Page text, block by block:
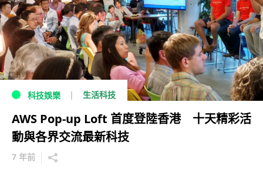
科技娛樂 生活科技
AWS Pop-up Loft 首度登陸香港 十天精彩活
動與各界交流最新科技
7 年前